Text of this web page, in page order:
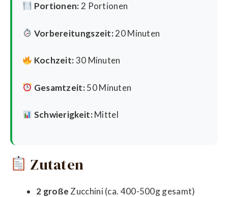
Portionen: 2 Portionen
Vorbereitungszeit:20 Minuten
Kochzeit:30 Minuten
Gesamtzeit:50 Minuten
Schwierigkeit:Mittel
Zutaten
2 große Zucchini (ca. 400-500g gesamt)